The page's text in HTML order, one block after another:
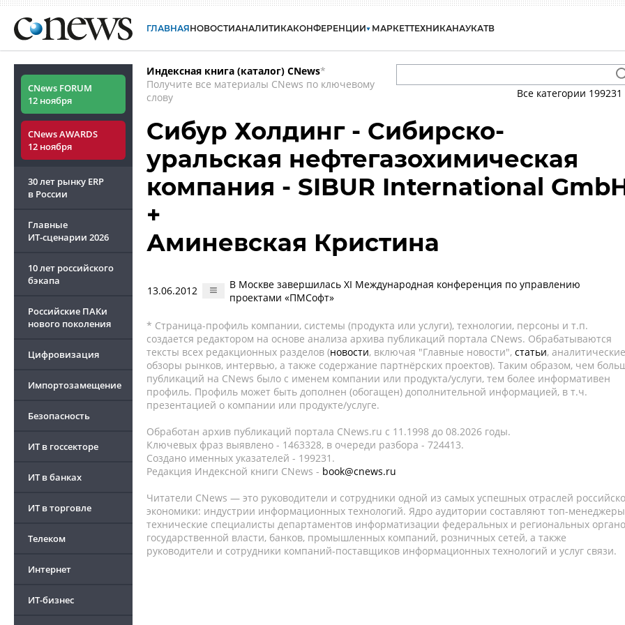
ГЛАВНАЯНОВОСТИАНАЛИТИКАКОНФЕРЕНЦИИ МАРКЕТТЕХНИКАНАУКАТВ
CNews FORUM
12 ноября
CNews AWARDS
12 ноября
30 лет рынку ERP
в России
Главные
ИТ-сценарии 2026
10 лет российского
бэкапа
Российские ПАКи
нового поколения
Цифровизация
Импортозамещение
Безопасность
ИТ в госсекторе
ИТ в банках
ИТ в торговле
Телеком
Интернет
ИТ-бизнес
Индексная книга (каталог) CNews*
Получите все материалы CNews по ключевому
слову
Все категории 199231
Сибур Холдинг - Сибирско-
уральская нефтегазохимическая
компания - SIBUR International
+
Аминевская Кристина
13.06.2012
В Москве завершилась XI Международная конференция по управлению
проектами «ПМСофт»
* Страница-профиль компании, системы (продукта или услуги), технологии, персоны и т.п.
создается редактором на основе анализа архива публикаций портала CNews. Обрабатываются
тексты всех редакционных разделов (новости, включая "Главные новости", статьи, аналитические
обзоры рынков, интервью, а также содержание партнёрских проектов). Таким образом, чем
публикаций на CNews было с именем компании или продукта/услуги, тем более информативен
профиль. Профиль может быть дополнен (обогащен) дополнительной информацией, в т.ч.
презентацией о компании или продукте/услуге.
Обработан архив публикаций портала CNews.ru c 11.1998 до 08.2026 годы.
Ключевых фраз выявлено - 1463328, в очереди разбора - 724413.
Создано именных указателей - 199231.
Редакция Индексной книги CNews - book@cnews.ru
Читатели CNews — это руководители и сотрудники одной из самых успешных отраслей
экономики: индустрии информационных технологий. Ядро аудитории составляют топ-
технические специалисты департаментов информатизации федеральных и региональных
государственной власти, банков, промышленных компаний, розничных сетей, а также
руководители и сотрудники компаний-поставщиков информационных технологий и услуг связи.